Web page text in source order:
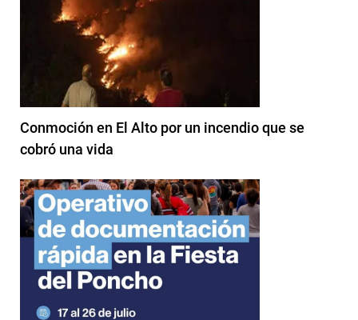
Conmoción en El Alto por un incendio que se
cobró una vida